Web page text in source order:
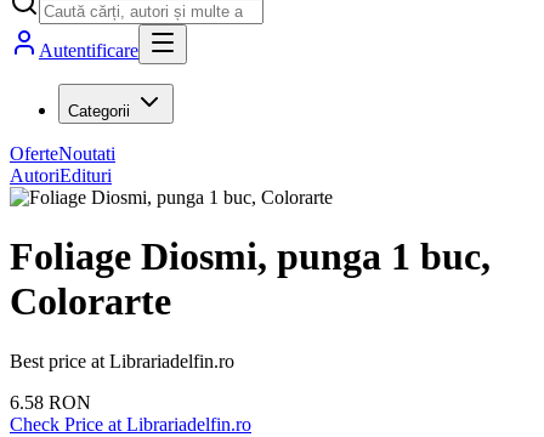
Autentificare
Categorii
OferteNoutati
AutoriEdituri
Foliage Diosmi, punga 1 buc,
Colorarte
Best price at Librariadelfin.ro
6.58 RON
Check Price at Librariadelfin.ro